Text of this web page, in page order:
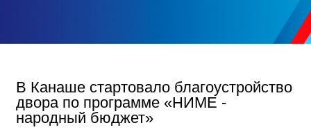
В Канаше стартовало благоустройство
двора по программе «НИМЕ -
народный бюджет»